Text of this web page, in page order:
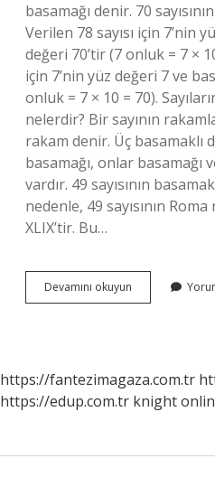
basamağı denir. 70
Verilen 78 sayısı için 7’nin
değeri 70’tir (7 onluk = 7 ×
için 7’nin yüz değeri 7 ve
onluk = 7 × 10 = 70).
nelerdir? Bir sayının
rakam denir. Üç basamaklı
basamağı, onlar basamağı
vardır. 49 sayısının
nedenle, 49 sayısının
XLIX’tir. Bu…
Devamını okuyun
Basamağı
https://fantezimagaza.com.tr
https://edup.com.tr knight